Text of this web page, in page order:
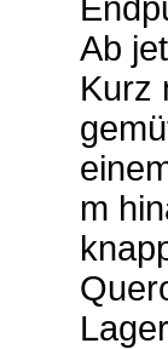
Ab
Kurz
m